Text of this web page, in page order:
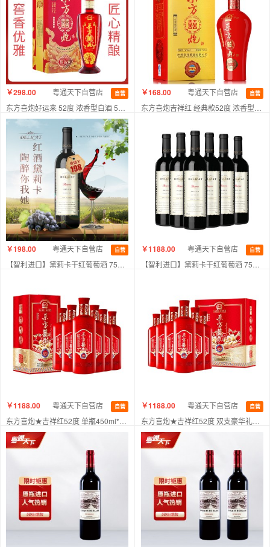
￥298.00 粤通天下自营店 自营 ￥168.00 粤通天下自营店 自营
￥198.00 粤通天下自营店 自营 ￥1188.00 粤通天下自营店 自营
￥1188.00 粤通天下自营店 自营 ￥1188.00 粤通天下自营店 自营